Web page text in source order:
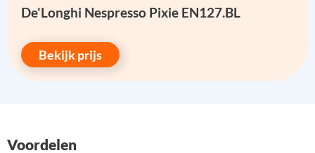
De'Longhi Nespresso Pixie EN127.BL
Bekijk prijs
Voordelen